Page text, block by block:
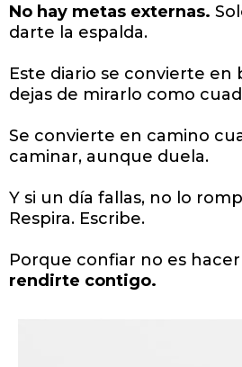
No hay metas externas.
darte la espalda.
Este diario se convierte en
dejas de mirarlo como
Se convierte en camino
caminar, aunque duela.
Y si un día fallas, no lo
Respira. Escribe.
Porque confiar no es
rendirte contigo.